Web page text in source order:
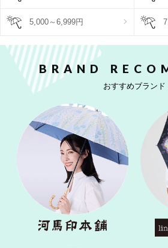
5,000～6,999円
BRAND
おすすめブランド